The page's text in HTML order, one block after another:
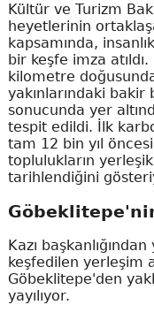
Kültür ve Turizm
heyetlerinin
kapsamında,
bir keşfe imza
kilometre
yakınlarındaki
sonucunda yer
tespit edildi. İlk
tam 12 bin yıl
toplulukların
tarihlendiğini
Kazı
keşfedilen yerleşim
Göbeklitepe'den
yayılıyor.